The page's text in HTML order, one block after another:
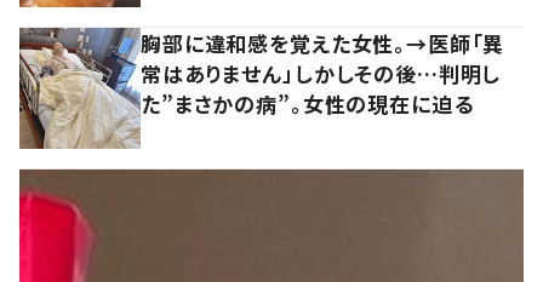
胸部に違和感を覚えた女性。→医師「異
常はありません」しかしその後…判明し
た”まさかの病”。女性の現在に迫る